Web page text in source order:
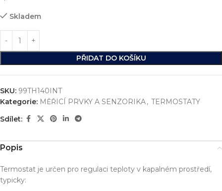
Skladem
PŘIDAT DO KOŠÍKU
SKU: 99TH140INT
Kategorie: MĚŘICÍ PRVKY A SENZORIKA, TERMOSTATY
Sdílet:
Popis
Termostat je určen pro regulaci teploty v kapalném prostředí,
typicky: